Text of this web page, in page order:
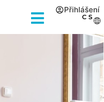
Přihlášení
CS